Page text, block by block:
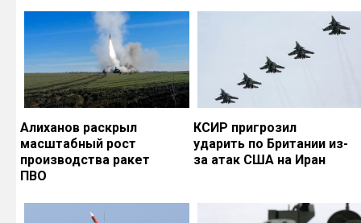
Алиханов раскрыл
масштабный рост
производства ракет
ПВО
КСИР пригрозил
ударить по Британии из-
за атак США на Иран